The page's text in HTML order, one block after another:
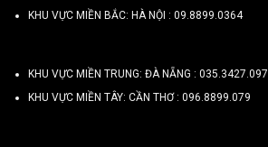
KHU VỰC MIỀN BẮC: HÀ NỘI : 09.8899.0364
KHU VỰC MIỀN TRUNG: ĐÀ NẴNG : 035.3427.097
KHU VỰC MIỀN TÂY: CẦN THƠ : 096.8899.079